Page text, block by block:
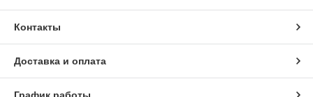
Контакты
Доставка и оплата